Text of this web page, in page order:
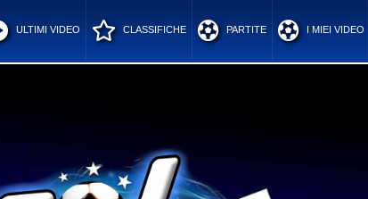
ULTIMI VIDEO CLASSIFICHE PARTITE I MIEI VIDEO